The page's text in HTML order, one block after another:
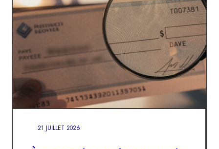
21 JUILLET 2026